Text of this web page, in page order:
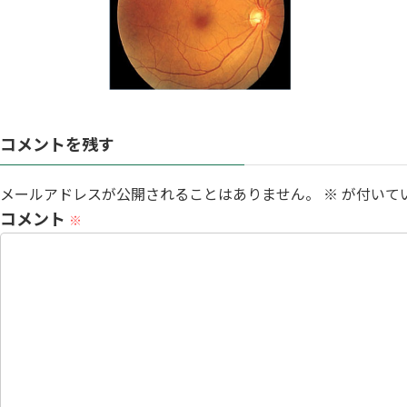
コメントを残す
メールアドレスが公開されることはありません。 ※ が付いて
コメント ※